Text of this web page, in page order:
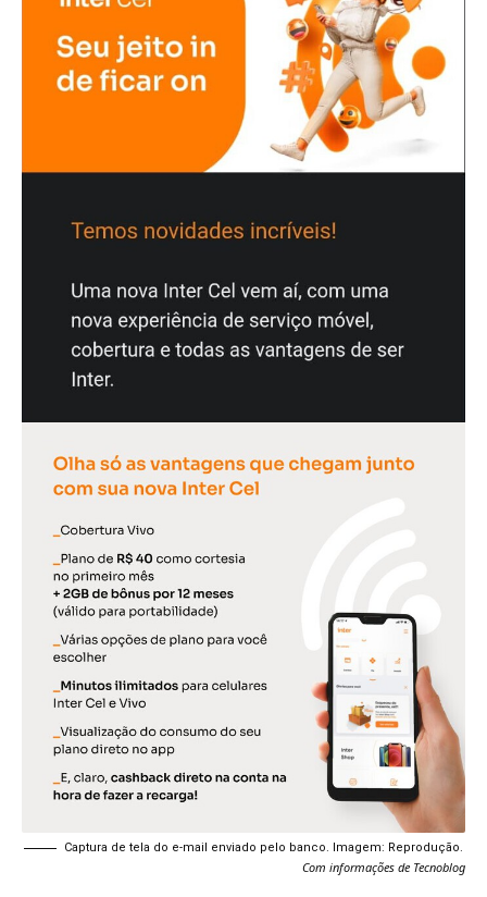
Captura de tela do e-mail enviado pelo banco. Imagem: Reprodução.
Com informações de Tecnoblog